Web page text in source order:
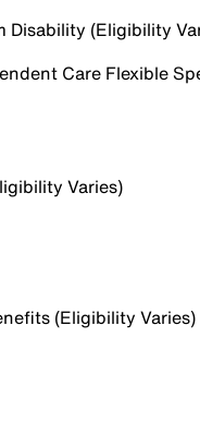
Disability (Eligibility
Care Flexible
Varies)
(Eligibility Varies)